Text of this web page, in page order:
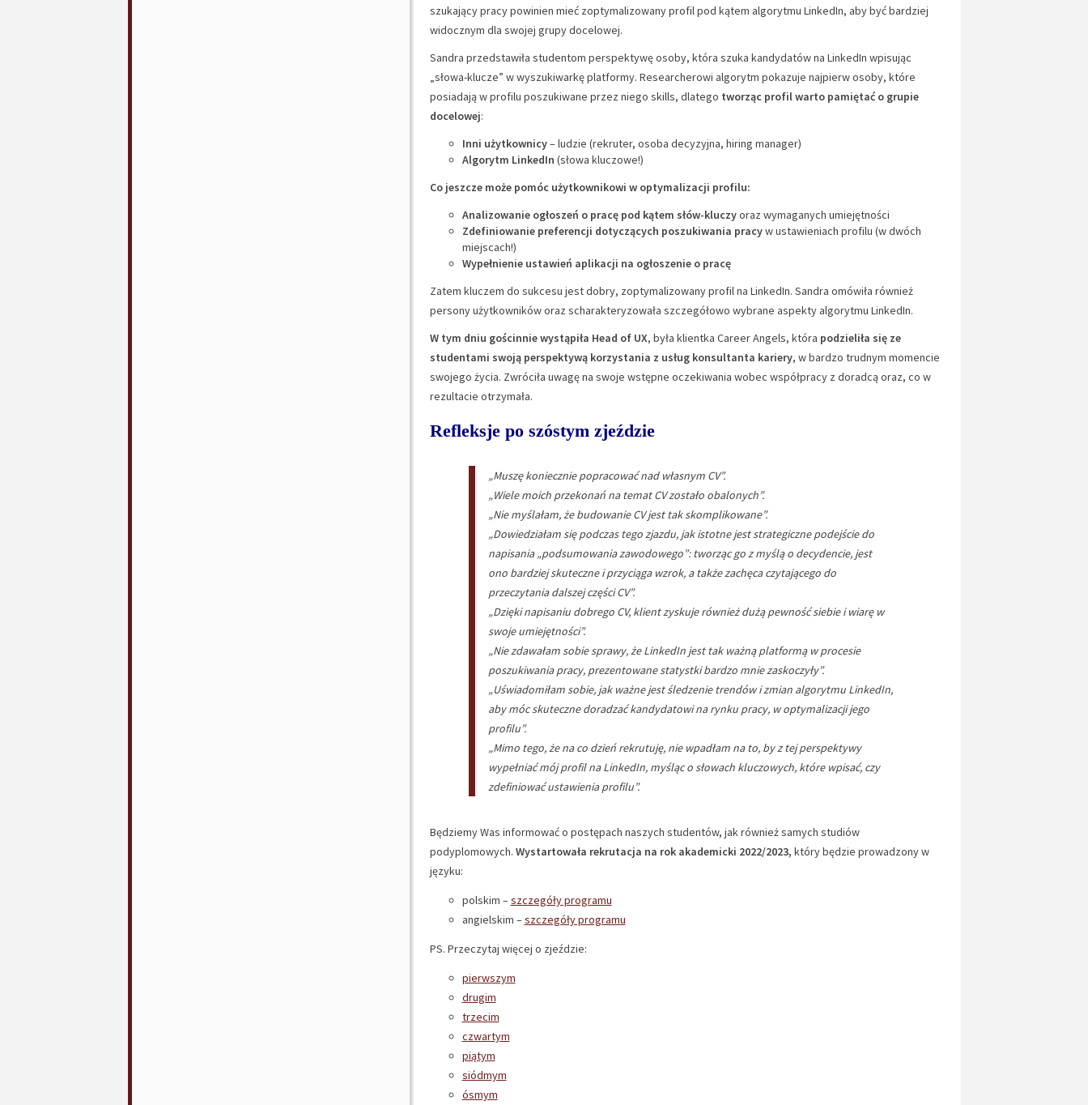
szukający pracy powinien mieć zoptymalizowany profil pod kątem algorytmu LinkedIn, aby być bardziej
widocznym dla swojej grupy docelowej.
Sandra przedstawiła studentom perspektywę osoby, która szuka kandydatów na LinkedIn wpisując
„słowa-klucze” w wyszukiwarkę platformy. Researcherowi algorytm pokazuje najpierw osoby, które
posiadają w profilu poszukiwane przez niego skills, dlatego tworząc profil warto pamiętać o grupie
docelowej:
Inni użytkownicy– ludzie (rekruter, osoba decyzyjna, hiring manager)
Algorytm LinkedIn (słowa kluczowe!)
Co jeszcze może pomóc użytkownikowi w optymalizacji profilu:
Analizowanie ogłoszeń o pracę pod kątem słów-kluczyoraz wymaganych umiejętności
Zdefiniowanie preferencji dotyczących poszukiwania pracyw ustawieniach profilu (w dwóch
miejscach!)
Wypełnienie ustawień aplikacji na ogłoszenie o pracę
Zatem kluczem do sukcesu jest dobry, zoptymalizowany profil na LinkedIn. Sandra omówiła również
persony użytkowników oraz scharakteryzowała szczegółowo wybrane aspekty algorytmu LinkedIn.
W tym dniu gościnnie wystąpiła Head of UX, była klientka Career Angels, która podzieliła się ze
studentami swoją perspektywą korzystania z usług konsultanta kariery, w bardzo trudnym momencie
swojego życia. Zwróciła uwagę na swoje wstępne oczekiwania wobec współpracy z doradcą oraz, co w
rezultacie otrzymała.
Refleksje po szóstym zjeździe
„Muszę koniecznie popracować nad własnym CV”.
„Wiele moich przekonań na temat CV zostało obalonych”.
„Nie myślałam, że budowanie CV jest tak skomplikowane”.
„Dowiedziałam się podczas tego zjazdu, jak istotne jest strategiczne podejście do
napisania „podsumowania zawodowego”: tworząc go z myślą o decydencie, jest
ono bardziej skuteczne i przyciąga wzrok, a także zachęca czytającego do
przeczytania dalszej części CV”.
„Dzięki napisaniu dobrego CV, klient zyskuje również dużą pewność siebie i wiarę w
swoje umiejętności”.
„Nie zdawałam sobie sprawy, że LinkedIn jest tak ważną platformą w procesie
poszukiwania pracy, prezentowane statystki bardzo mnie zaskoczyły”.
„Uświadomiłam sobie, jak ważne jest śledzenie trendów i zmian algorytmu LinkedIn,
aby móc skuteczne doradzać kandydatowi na rynku pracy, w optymalizacji jego
profilu”.
„Mimo tego, że na co dzień rekrutuję, nie wpadłam na to, by z tej perspektywy
wypełniać mój profil na LinkedIn, myśląc o słowach kluczowych, które wpisać, czy
zdefiniować ustawienia profilu”.
Będziemy Was informować o postępach naszych studentów, jak również samych studiów
podyplomowych. Wystartowała rekrutacja na rok akademicki 2022/2023, który będzie prowadzony w
języku:
polskim –szczegóły programu
angielskim –szczegóły programu
PS. Przeczytaj więcej o zjeździe:
pierwszym
drugim
trzecim
czwartym
piątym
siódmym
ósmym